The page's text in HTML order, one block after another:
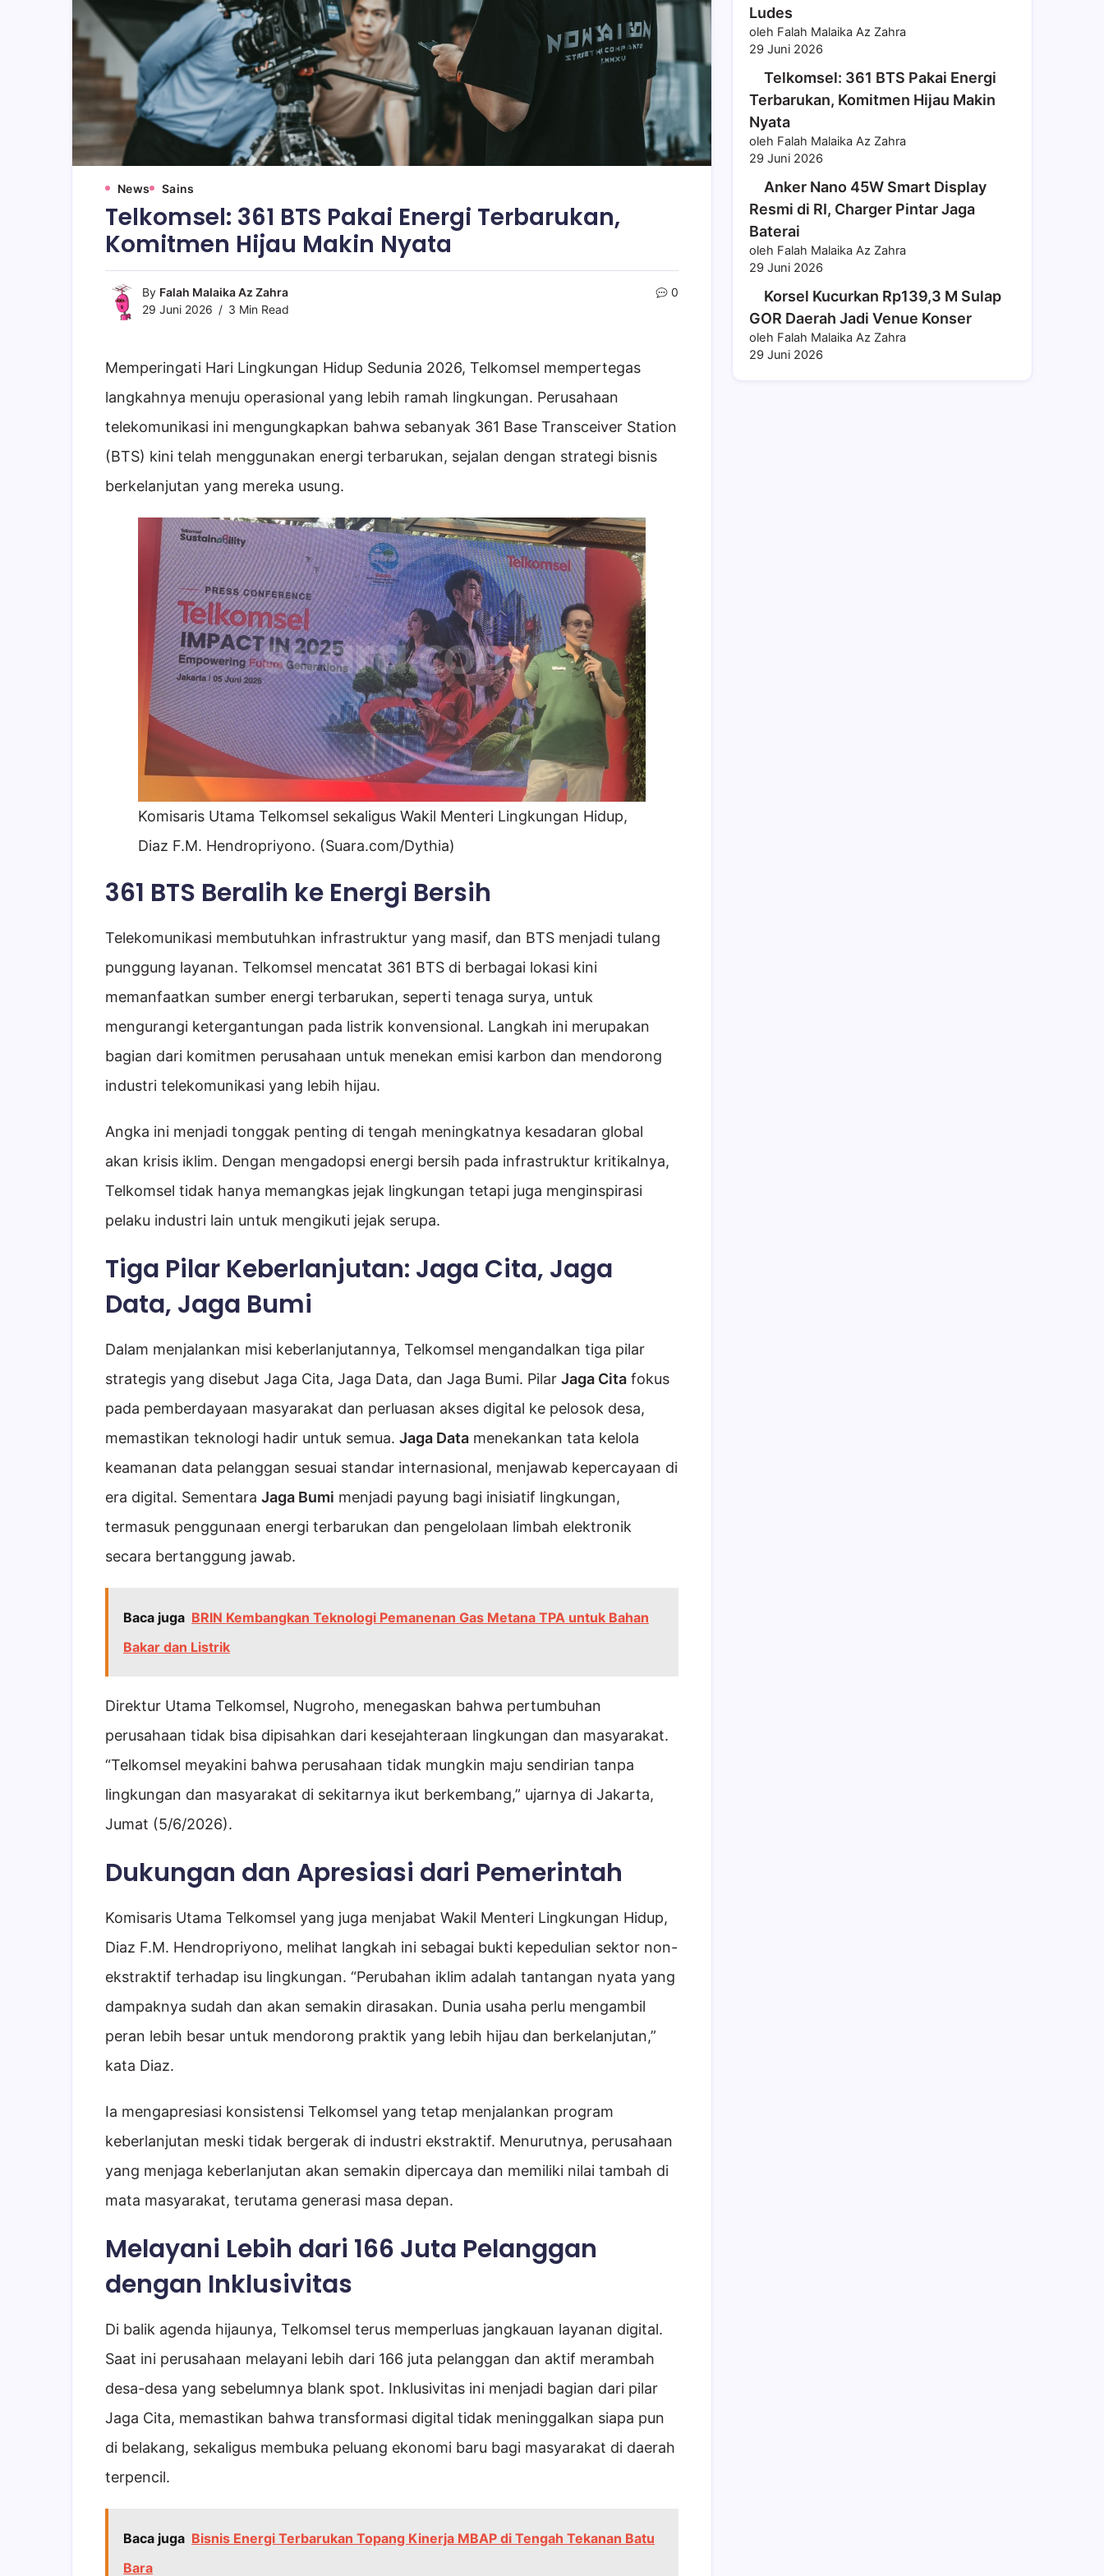
News Sains
Telkomsel: 361 BTS Pakai Energi Terbarukan,
Komitmen Hijau Makin Nyata
By Falah Malaika Az Zahra
29 Juni 2026
3 Min Read
0
Memperingati Hari Lingkungan Hidup Sedunia 2026, Telkomsel mempertegas
langkahnya menuju operasional yang lebih ramah lingkungan. Perusahaan
telekomunikasi ini mengungkapkan bahwa sebanyak 361 Base Transceiver Station
(BTS) kini telah menggunakan energi terbarukan, sejalan dengan strategi bisnis
berkelanjutan yang mereka usung.
Komisaris Utama Telkomsel sekaligus Wakil Menteri Lingkungan Hidup,
Diaz F.M. Hendropriyono. (Suara.com/Dythia)
361 BTS Beralih ke Energi Bersih
Telekomunikasi membutuhkan infrastruktur yang masif, dan BTS menjadi tulang
punggung layanan. Telkomsel mencatat 361 BTS di berbagai lokasi kini
memanfaatkan sumber energi terbarukan, seperti tenaga surya, untuk
mengurangi ketergantungan pada listrik konvensional. Langkah ini merupakan
bagian dari komitmen perusahaan untuk menekan emisi karbon dan mendorong
industri telekomunikasi yang lebih hijau.
Angka ini menjadi tonggak penting di tengah meningkatnya kesadaran global
akan krisis iklim. Dengan mengadopsi energi bersih pada infrastruktur kritikalnya,
Telkomsel tidak hanya memangkas jejak lingkungan tetapi juga menginspirasi
pelaku industri lain untuk mengikuti jejak serupa.
Tiga Pilar Keberlanjutan: Jaga Cita, Jaga
Data, Jaga Bumi
Dalam menjalankan misi keberlanjutannya, Telkomsel mengandalkan tiga pilar
strategis yang disebut Jaga Cita, Jaga Data, dan Jaga Bumi. Pilar Jaga Cita fokus
pada pemberdayaan masyarakat dan perluasan akses digital ke pelosok desa,
memastikan teknologi hadir untuk semua. Jaga Data menekankan tata kelola
keamanan data pelanggan sesuai standar internasional, menjawab kepercayaan di
era digital. Sementara Jaga Bumi menjadi payung bagi inisiatif lingkungan,
termasuk penggunaan energi terbarukan dan pengelolaan limbah elektronik
secara bertanggung jawab.
Baca juga BRIN Kembangkan Teknologi Pemanenan Gas Metana TPA untuk Bahan
Bakar dan Listrik
Direktur Utama Telkomsel, Nugroho, menegaskan bahwa pertumbuhan
perusahaan tidak bisa dipisahkan dari kesejahteraan lingkungan dan masyarakat.
“Telkomsel meyakini bahwa perusahaan tidak mungkin maju sendirian tanpa
lingkungan dan masyarakat di sekitarnya ikut berkembang,” ujarnya di Jakarta,
Jumat (5/6/2026).
Dukungan dan Apresiasi dari Pemerintah
Komisaris Utama Telkomsel yang juga menjabat Wakil Menteri Lingkungan Hidup,
Diaz F.M. Hendropriyono, melihat langkah ini sebagai bukti kepedulian sektor non-
ekstraktif terhadap isu lingkungan. “Perubahan iklim adalah tantangan nyata yang
dampaknya sudah dan akan semakin dirasakan. Dunia usaha perlu mengambil
peran lebih besar untuk mendorong praktik yang lebih hijau dan berkelanjutan,”
kata Diaz.
Ia mengapresiasi konsistensi Telkomsel yang tetap menjalankan program
keberlanjutan meski tidak bergerak di industri ekstraktif. Menurutnya, perusahaan
yang menjaga keberlanjutan akan semakin dipercaya dan memiliki nilai tambah di
mata masyarakat, terutama generasi masa depan.
Melayani Lebih dari 166 Juta Pelanggan
dengan Inklusivitas
Di balik agenda hijaunya, Telkomsel terus memperluas jangkauan layanan digital.
Saat ini perusahaan melayani lebih dari 166 juta pelanggan dan aktif merambah
desa-desa yang sebelumnya blank spot. Inklusivitas ini menjadi bagian dari pilar
Jaga Cita, memastikan bahwa transformasi digital tidak meninggalkan siapa pun
di belakang, sekaligus membuka peluang ekonomi baru bagi masyarakat di daerah
terpencil.
Baca juga Bisnis Energi Terbarukan Topang Kinerja MBAP di Tengah Tekanan Batu
Bara
Ludes
oleh Falah Malaika Az Zahra
29 Juni 2026
Telkomsel: 361 BTS Pakai Energi
Terbarukan, Komitmen Hijau Makin
Nyata
oleh Falah Malaika Az Zahra
29 Juni 2026
Anker Nano 45W Smart Display
Resmi di RI, Charger Pintar Jaga
Baterai
oleh Falah Malaika Az Zahra
29 Juni 2026
Korsel Kucurkan Rp139,3 M Sulap
GOR Daerah Jadi Venue Konser
oleh Falah Malaika Az Zahra
29 Juni 2026